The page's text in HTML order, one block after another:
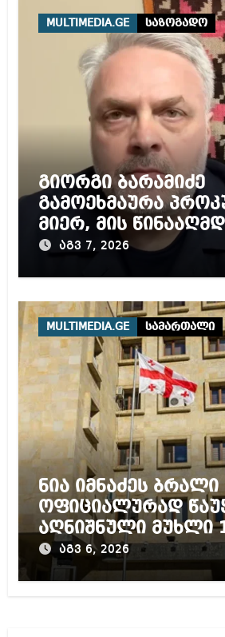
MULTIMEDIA.GE საზოგადო
გიორგი ბარამიძე
გამოეხმაურა
მიერ, მის
დაწყებულ
აგვ 7, 2026
MULTIMEDIA.GE სამართალი
ნია იმნაძეს ბრალი
ოფიციალურად
აღნიშნული მუხლი
წლამდე
ითვალისწინებს
აგვ 6, 2026